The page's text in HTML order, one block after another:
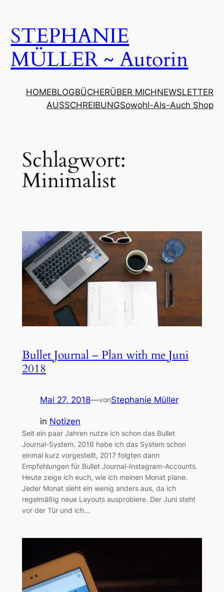
springen
STEPHANIE
MÜLLER ~ Autorin
HOMEBLOGBÜCHERÜBER MICHNEWSLETTER
AUSSCHREIBUNGSowohl-Als-Auch Shop
Schlagwort:
Minimalist
Bullet Journal – Plan with me Juni
2018
Mai 27, 2018—vonStephanie Müller
in Notizen
Seit ein paar Jahren nutze ich schon das Bullet
Journal-System. 2016 habe ich das System schon
einmal kurz vorgestellt, 2017 folgten dann
Empfehlungen für Bullet Journal-Instagram-Accounts.
Heute zeige ich euch, wie ich meinen Monat plane.
Jeder Monat sieht ein wenig anders aus, da ich
regelmäßig neue Layouts ausprobiere. Der Juni steht
vor der Tür und ich…